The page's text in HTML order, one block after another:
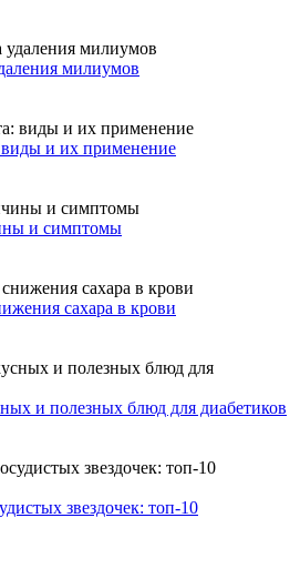
милиумов
и их применение
и симптомы
сахара в крови
и полезных блюд для диабетиков
звездочек: топ-10